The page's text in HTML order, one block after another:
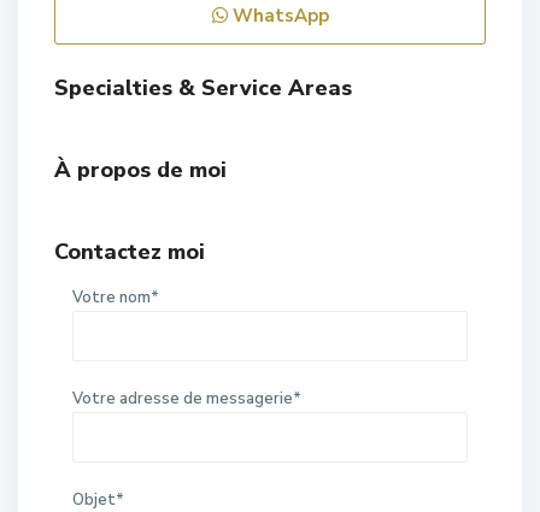
WhatsApp
Specialties & Service Areas
À propos de moi
Contactez moi
Votre nom*
Votre adresse de messagerie*
Objet*